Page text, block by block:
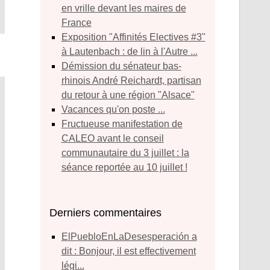
en vrille devant les maires de
France
Exposition "Affinités Electives #3"
à Lautenbach : de lin à l'Autre ...
Démission du sénateur bas-
rhinois André Reichardt, partisan
du retour à une région "Alsace"
Vacances qu'on poste ...
Fructueuse manifestation de
CALEO avant le conseil
communautaire du 3 juillet : la
séance reportée au 10 juillet !
Derniers commentaires
ElPuebloEnLaDesesperación a
dit : Bonjour, il est effectivement
légi...